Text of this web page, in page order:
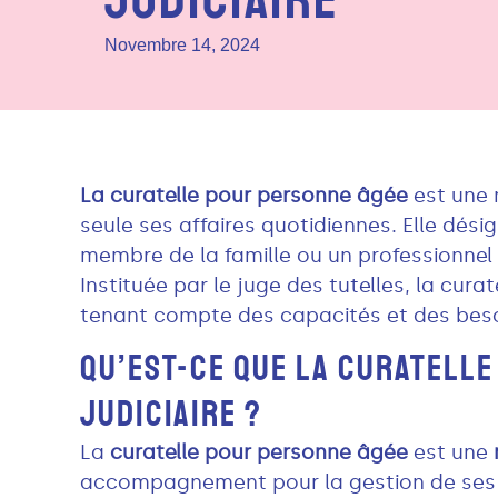
Novembre 14, 2024
La curatelle pour personne âgée est une
seule ses affaires quotidiennes. Elle
membre de la famille ou un
Instituée par le juge des tutelles, la
tenant compte des capacités et des
QU’EST-CE QUE LA
JUDICIAIRE ?
La curatelle pour personne âgée est une
accompagnement pour la gestion de